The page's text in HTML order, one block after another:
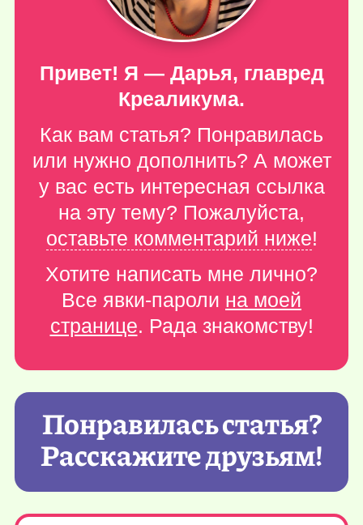
Привет! Я — Дарья, главред
Креаликума.
Как вам статья? Понравилась
или нужно дополнить? А может
у вас есть интересная ссылка
на эту тему? Пожалуйста,
оставьте комментарий ниже!
Хотите написать мне лично?
Все явки-пароли на моей
странице. Рада знакомству!
Понравилась статья?
Расскажите друзьям!